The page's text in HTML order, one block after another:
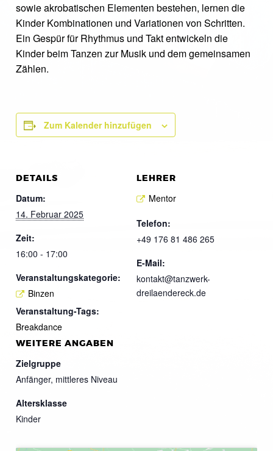
sowie akrobatischen Elementen bestehen, lernen die
Kinder Kombinationen und Variationen von Schritten.
Ein Gespür für Rhythmus und Takt entwickeln die
Kinder beim Tanzen zur Musik und dem gemeinsamen
Zählen.
Zum Kalender hinzufügen
DETAILS
Datum:
14. Februar 2025
Zeit:
16:00 - 17:00
Veranstaltungskategorie:
Binzen
Veranstaltung-Tags:
Breakdance
LEHRER
Mentor
Telefon:
+49 176 81 486 265
E-Mail:
kontakt@tanzwerk-
dreilaendereck.de
WEITERE ANGABEN
Zielgruppe
Anfänger, mittleres Niveau
Altersklasse
Kinder